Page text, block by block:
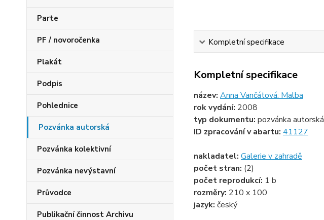
Parte
PF / novoročenka
Plakát
Podpis
Pohlednice
Pozvánka autorská
Pozvánka kolektivní
Pozvánka nevýstavní
Průvodce
Publikační činnost Archivu
Kompletní specifikace
Kompletní specifikace
název: Anna Vančátová: Malba
rok vydání: 2008
typ dokumentu: pozvánka autorská
ID zpracování v abartu: 41127
nakladatel: Galerie v zahradě
počet stran: (2)
počet reprodukcí: 1 b
rozměry: 210 x 100
jazyk: český